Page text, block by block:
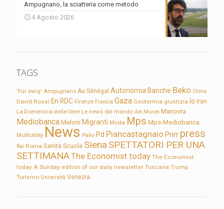
Ampugnano, la sciatteria come metodo
4 Agosto 2026
TAGS
'Für ewig' Ampugnano Au Sénégal Autonomia Banche Beko Clima
David Rossi En RDC Firenze Francia Gaza Geotermia giustizia Io Iran
La Domenica delle Idee Le news dal mondo dei Musei Manovra
Mediobanca Meloni Migranti Moda Mps Mps-Mediobanca
Multiutility News Palio Pd Piancastagnaio Pnrr press
Rai Roma Sanità Scuola Siena SPETTATORI PER UNA
SETTIMANAThe Economist today The Economist
today A Sunday edition of our daily newsletter Toscana Trump
Turismo Università Venezia